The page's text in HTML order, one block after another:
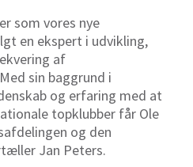
som vores nye
en ekspert i udvikling,
af
sin baggrund i
og erfaring med at
topklubber får Ole
og den
Jan Peters.